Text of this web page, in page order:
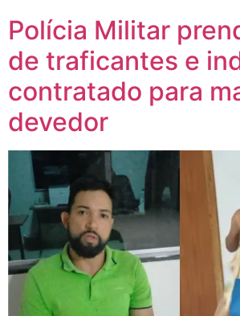
Polícia Militar
de traficantes e
contratado para
devedor